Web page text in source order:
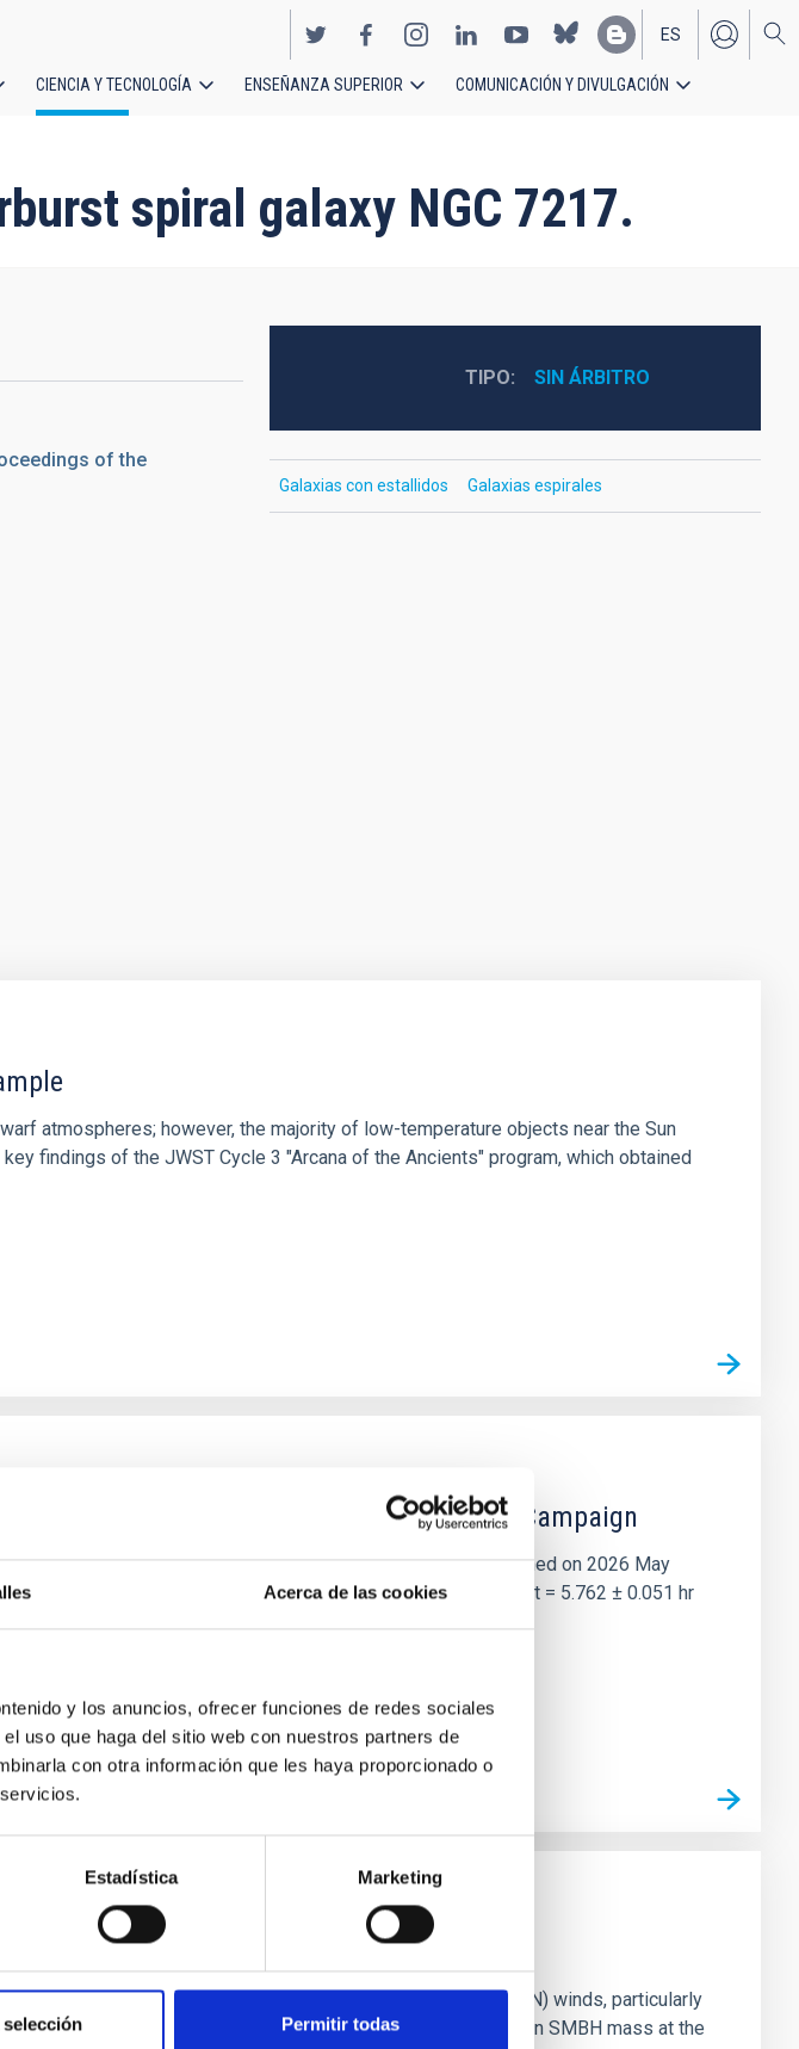
Acerca de las cookies
y los anuncios, ofrecer funciones de redes sociales
uso que haga del sitio web con nuestros partners de
con otra información que les haya proporcionado o
Estadística Marketing
Permitir todas
EN
ES
CIENCIA Y TECNOLOGÍA ENSEÑANZA SUPERIOR COMUNICACIÓN Y DIVULGACIÓN
spiral galaxy NGC 7217.
of the
TIPO SIN ÁRBITRO
Galaxias con estallidos Galaxias espirales
atmospheres; however, the majority of low-temperature objects near the Sun
findings of the JWST Cycle 3 "Arcana of the Ancients" program, which obtained
in Support of the Lucy Mutual Event Campaign
Polymele, a primary target of the NASA Lucy mission, obtained on 2026 May
Minimization over the combined two-night dataset yields P rot = 5.762 ± 0.051 hr
attention, the specific effects of active galactic nuclei (AGN) winds, particularly
aims to fill this gap by investigating the relationship between SMBH mass at the